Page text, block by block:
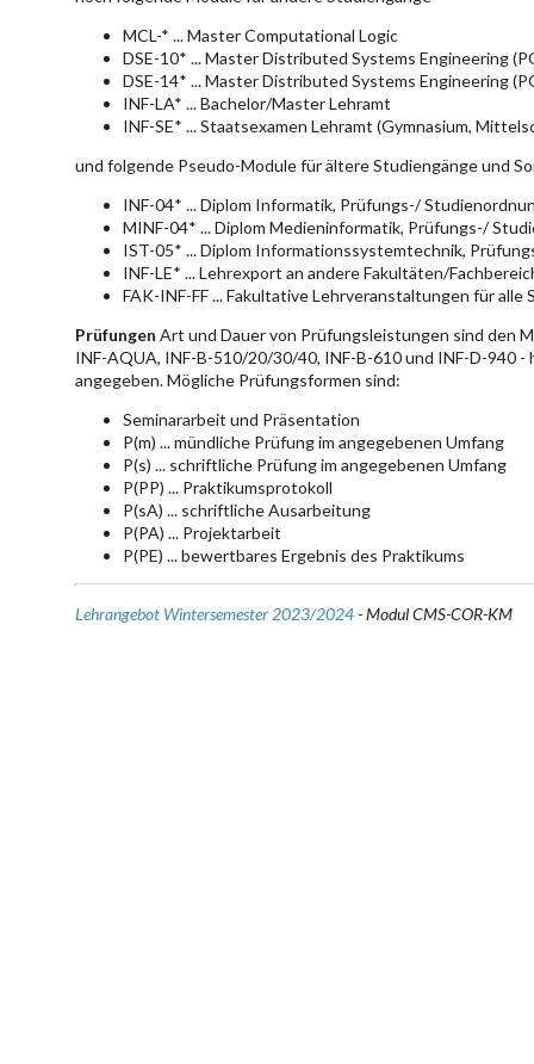
MCL-* ... Master Computational Logic
DSE-10* ... Master Distributed Systems Engineering
DSE-14* ... Master Distributed Systems Engineering
INF-LA* ... Bachelor/Master Lehramt
INF-SE* ... Staatsexamen Lehramt (Gymnasium,
und folgende Pseudo-Module für ältere Studiengänge und
INF-04* ... Diplom Informatik, Prüfungs-/
MINF-04* ... Diplom Medieninformatik, Prüfungs-/
IST-05* ... Diplom Informationssystemtechnik,
INF-LE* ... Lehrexport an andere Fakultäten/
FAK-INF-FF ... Fakultative Lehrveranstaltungen für
Prüfungen Art und Dauer von Prüfungsleistungen sind den
INF-AQUA, INF-B-510/20/30/40, INF-B-610 und INF-D-940
angegeben. Mögliche Prüfungsformen sind:
Seminararbeit und Präsentation
P(m) ... mündliche Prüfung im angegebenen Umfang
P(s) ... schriftliche Prüfung im angegebenen Umfang
P(PP) ... Praktikumsprotokoll
P(sA) ... schriftliche Ausarbeitung
P(PA) ... Projektarbeit
P(PE) ... bewertbares Ergebnis des Praktikums
Lehrangebot Wintersemester 2023/2024- Modul CMS-COR-KM